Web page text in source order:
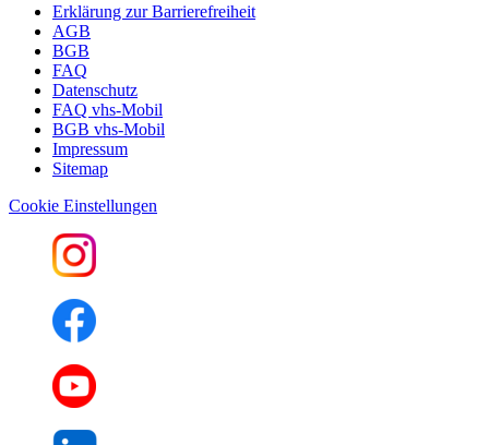
Erklärung zur Barrierefreiheit
AGB
BGB
FAQ
Datenschutz
FAQ vhs-Mobil
BGB vhs-Mobil
Impressum
Sitemap
Cookie Einstellungen